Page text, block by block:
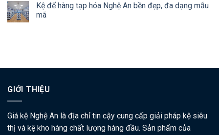
Kệ để hàng tạp hóa Nghệ An bền đẹp, đa dạng mẫu
mã
GIỚI THIỆU
Giá kệ Nghệ An là địa chỉ tin cậy cung cấp giải pháp kệ siêu
thị và kệ kho hàng chất lượng hàng đầu. Sản phẩm của